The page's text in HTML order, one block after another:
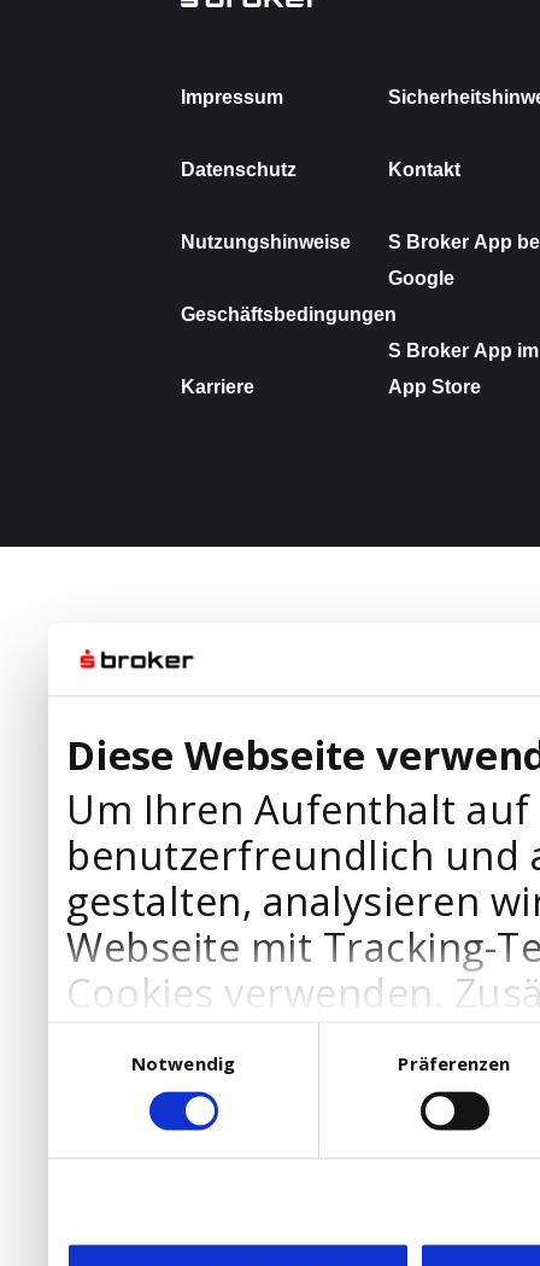
Diese Webseite
Um Ihren Aufenthalt
benutzerfreundlich und
gestalten, analysieren
Webseite mit Tracking-
Cookies verwenden.
Werbepartner
Ihre Bedürfnisse
die Verwendung von
DSGVO.
Notwendig
Präferenzen